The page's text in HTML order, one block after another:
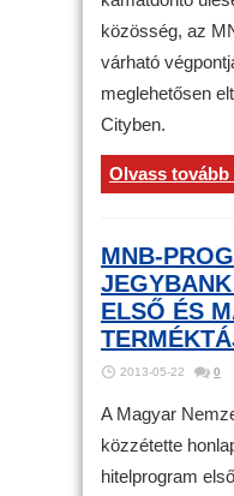
közösség, az
várható
meglehetősen
Cityben.
Olvass tovább
MNB-
ELSŐ ÉS
2013-05-22 0
A Magyar
közzétette
hitelprogram